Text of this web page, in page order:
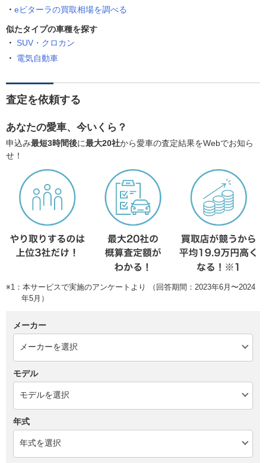
eビターラの買取相場を調べる
似たタイプの車種を探す
SUV・クロカン
電気自動車
査定を依頼する
あなたの愛車、今いくら？
申込み最短3時間後に最大20社から愛車の査定結果をWebでお知ら
せ！
※1：本サービスで実施のアンケートより （回答期間：2023年6月〜2024
年5月）
メーカー
モデル
年式